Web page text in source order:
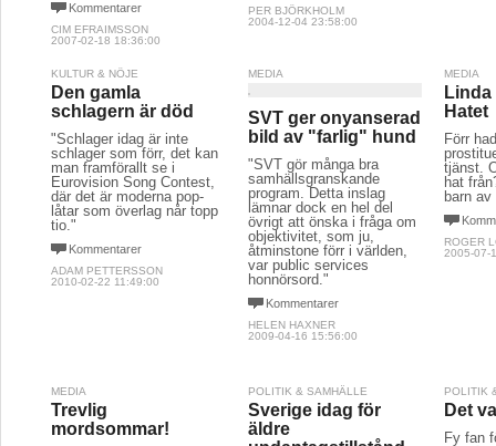
Kommentarer
CIM EFRAIMSSON
2007-02-18 18:36:00
PER BJÖRKHOLM
2004-12-04 23:58:00
KULTUR & NÖJE
Den gamla
schlagern är död
"Schlager idag är inte
schlager som förr, det kan
man framförallt se i
Eurovision Song Contest,
där det är moderna pop-
låtar som överlag når topp
tio."
Kommentarer
ADAM PETTERSSON
2010-02-22 11:49:00
MEDIA
SVT ger onyanserad
bild av "farlig" hund
"SVT gör många bra
samhällsgranskande
program. Detta inslag
lämnar dock en hel del
övrigt att önska i fråga om
objektivitet, som ju,
åtminstone förr i världen,
var public services
honnörsord."
Kommentarer
HELEN HAXNER
2009-04-16 15:56:00
MEDIA
Hatet
Förr
tjänst.
hat
barn
ROGER
2005-07-
MEDIA
Trevlig
mordsommar!
POLITIK & SAMHÄLLE
Sverige idag för
äldre
POLITIK
Det
Fy fan